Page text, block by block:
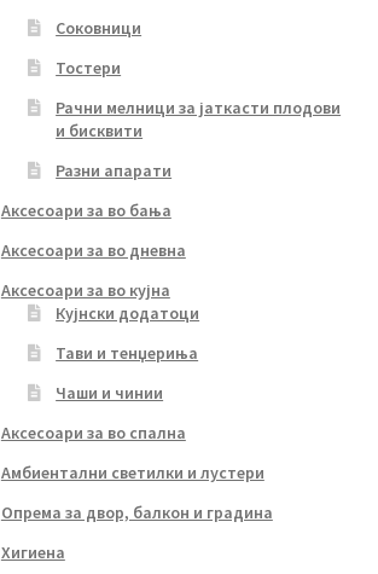
Соковници
Тостери
Рачни мелници за јаткасти плодови
и бисквити
Разни апарати
Аксесоари за во бања
Аксесоари за во дневна
Аксесоари за во кујна
Кујнски додатоци
Тави и тенџериња
Чаши и чинии
Аксесоари за во спална
Амбиентални светилки и лустери
Опрема за двор, балкон и градина
Хигиена